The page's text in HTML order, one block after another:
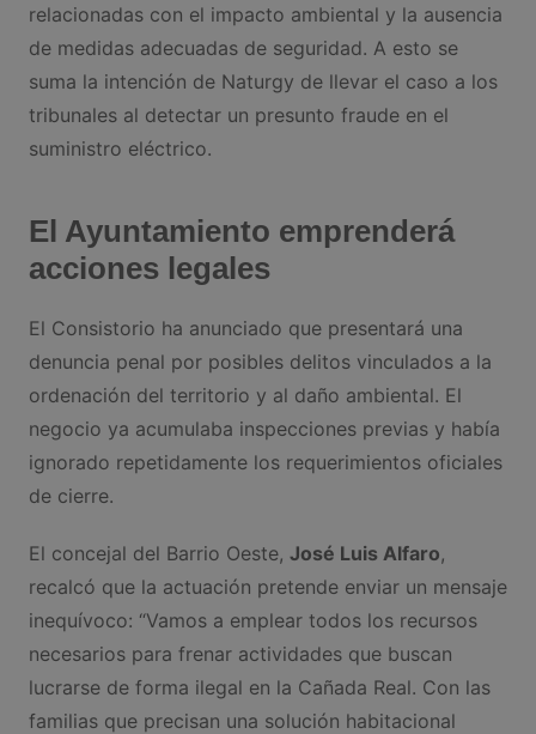
relacionadas con el impacto ambiental y la ausencia
de medidas adecuadas de seguridad. A esto se
suma la intención de Naturgy de llevar el caso a los
tribunales al detectar un presunto fraude en el
suministro eléctrico.
El Ayuntamiento emprenderá
acciones legales
El Consistorio ha anunciado que presentará una
denuncia penal por posibles delitos vinculados a la
ordenación del territorio y al daño ambiental. El
negocio ya acumulaba inspecciones previas y había
ignorado repetidamente los requerimientos oficiales
de cierre.
El concejal del Barrio Oeste, José Luis Alfaro,
recalcó que la actuación pretende enviar un mensaje
inequívoco: “Vamos a emplear todos los recursos
necesarios para frenar actividades que buscan
lucrarse de forma ilegal en la Cañada Real. Con las
familias que precisan una solución habitacional